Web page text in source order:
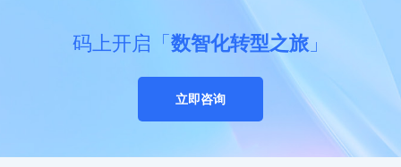
码上开启「 数智化转型之旅」
立即咨询